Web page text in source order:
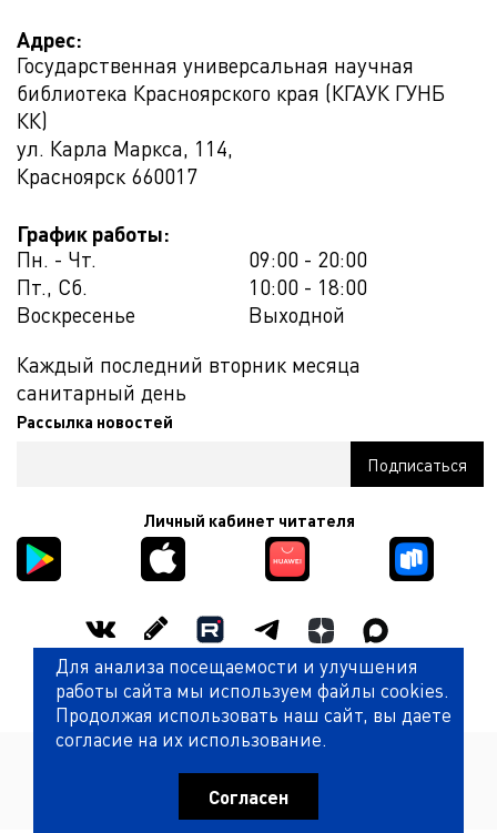
Адрес:
Государственная универсальная научная
библиотека Красноярского края (КГАУК ГУНБ
КК)
ул. Карла Маркса, 114,
Красноярск 660017
График работы:
Пн. - Чт.
09:00 - 20:00
Пт., Сб.
10:00 - 18:00
Воскресенье
Выходной
Каждый последний вторник месяца
санитарный день
Рассылка новостей
Личный кабинет читателя
Оценить работу библиотеки
© Государственная универсальная научная библиотека
Красноярского края (КГАУК ГУНБ КК)
Для анализа посещаемости и улучшения
работы сайта мы используем файлы cookies.
Продолжая использовать наш сайт, вы даете
согласие на их использование.